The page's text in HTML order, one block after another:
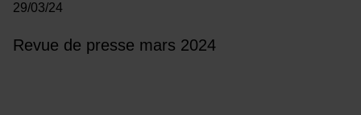
29/03/24
Revue de presse mars 2024